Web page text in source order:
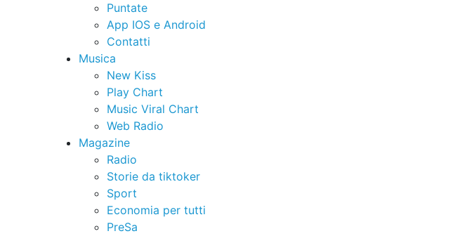
Puntate
App IOS e Android
Contatti
Musica
New Kiss
Play Chart
Music Viral Chart
Web Radio
Magazine
Radio
Storie da tiktoker
Sport
Economia per tutti
PreSa